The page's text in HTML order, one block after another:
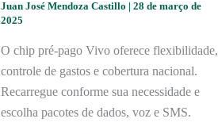
Juan José Mendoza Castillo |28 de março de
2025
O chip pré-pago Vivo oferece flexibilidade,
controle de gastos e cobertura nacional.
Recarregue conforme sua necessidade e
escolha pacotes de dados, voz e SMS.